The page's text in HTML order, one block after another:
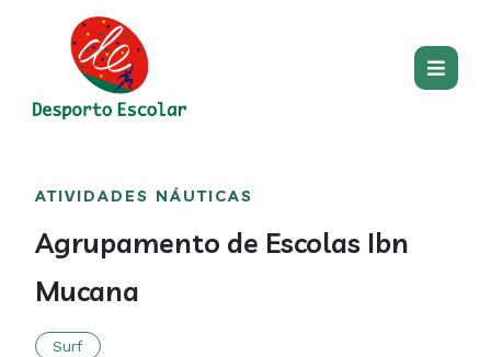
content
section
ATIVIDADES NÁUTICAS
Agrupamento de Escolas Ibn
Mucana
Surf